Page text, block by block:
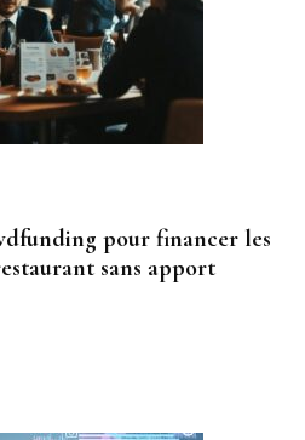
pour financer les
sans apport